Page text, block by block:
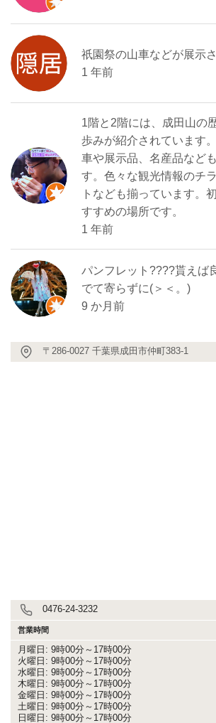
祇園祭の山車などが展示
1 年前
1階と2階には、成田山の
歩みが紹介されています
車や展示品、名産品など
す。色々な観光情報のチ
トなども揃っています。
すすめの場所です。
1 年前
パンフレット????貰えば
でて寄らずに(＞＜。)
9 か月前
〒286-0027 千葉県成田市仲町383-1
0476-24-3232
営業時間
月曜日: 9時00分～17時00分
火曜日: 9時00分～17時00分
水曜日: 9時00分～17時00分
木曜日: 9時00分～17時00分
金曜日: 9時00分～17時00分
土曜日: 9時00分～17時00分
日曜日: 9時00分～17時00分